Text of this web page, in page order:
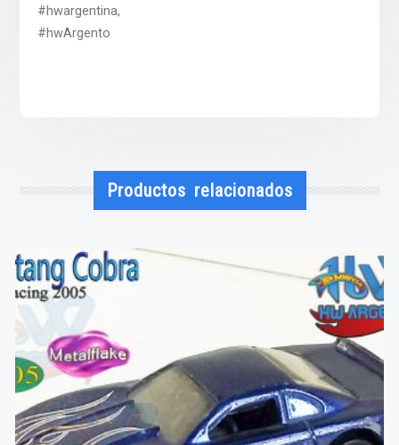
#hwargentina,
#hwArgento
Productos relacionados